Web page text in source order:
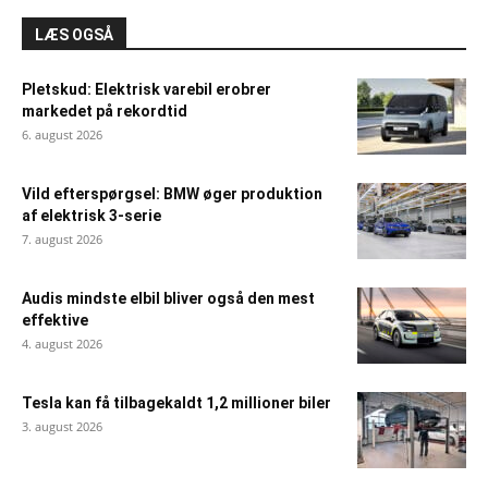
LÆS OGSÅ
Pletskud: Elektrisk varebil erobrer
markedet på rekordtid
6. august 2026
Vild efterspørgsel: BMW øger produktion
af elektrisk 3-serie
7. august 2026
Audis mindste elbil bliver også den mest
effektive
4. august 2026
Tesla kan få tilbagekaldt 1,2 millioner biler
3. august 2026